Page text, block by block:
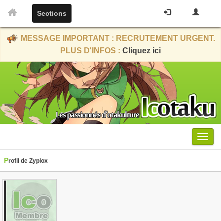
Sections
MESSAGE IMPORTANT : RECRUTEMENT URGENT.
PLUS D'INFOS : Cliquez ici
Menu
Profil de Zyplox